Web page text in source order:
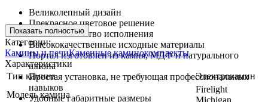
Великолепный дизайн
Прекрасное цветовое решение
Высокое качество исполнения
Высококачественные исходные материалы
Портал изготовлен из камня, МДФ и натурального
шпона
Простая установка, не требующая профессиональных
навыков
Удобные габаритные размеры
Показать полностью
Категории:
Камины и печиКаменные каминокомплекты
Характеристики
Тип камина
Электрокамин
Модель камина
Firelight
Michigan